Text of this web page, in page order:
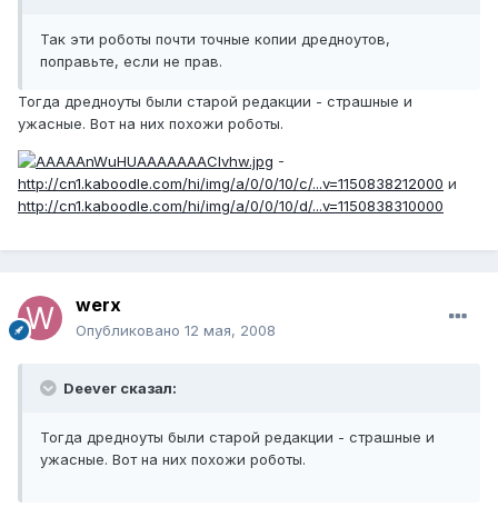
Так эти роботы почти точные копии дредноутов,
поправьте, если не прав.
Тогда дредноуты были старой редакции - страшные и
ужасные. Вот на них похожи роботы.
-
http://cn1.kaboodle.com/hi/img/a/0/0/10/c/...v=1150838212000 и
http://cn1.kaboodle.com/hi/img/a/0/0/10/d/...v=1150838310000
werx
Опубликовано 12 мая, 2008
Deever сказал:
Тогда дредноуты были старой редакции - страшные и
ужасные. Вот на них похожи роботы.